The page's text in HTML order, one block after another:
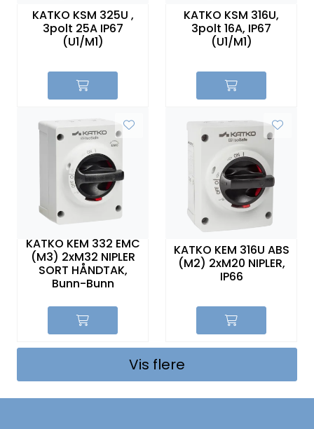
KATKO KSM 325U ,
3polt 25A IP67
(U1/M1)
KATKO KSM 316U,
3polt 16A, IP67
(U1/M1)
KATKO KEM 332 EMC
(M3) 2xM32 NIPLER
SORT HÅNDTAK,
Bunn-Bunn
KATKO KEM 316U ABS
(M2) 2xM20 NIPLER,
IP66
Vis flere